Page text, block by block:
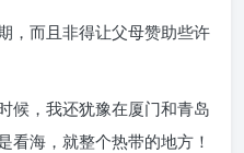
，而且非得让父母赞助些许
候，我还犹豫在厦门和青岛
看海，就整个热带的地方！